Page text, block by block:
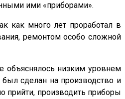
ими «приборами».
как много лет проработал в
ремонтом особо сложной
объяснялось низким уровнем
сделан на производство и
прийти, производить приборы